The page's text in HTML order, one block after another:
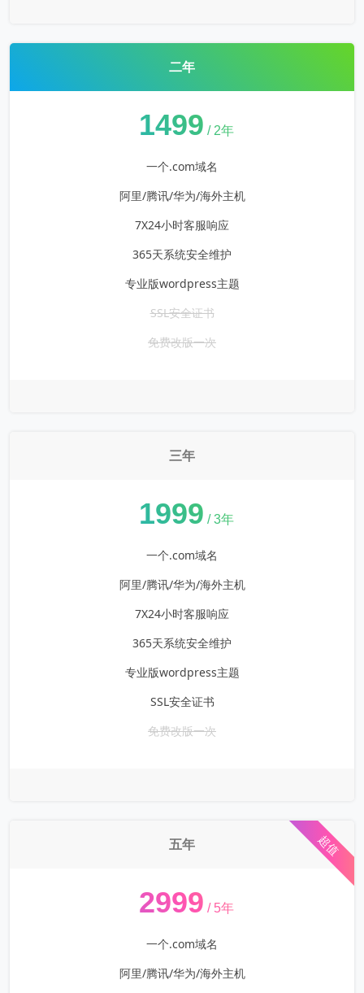
二年
1499 / 2年
一个.com域名
阿里/腾讯/华为/海外主机
7X24小时客服响应
365天系统安全维护
专业版wordpress主题
SSL安全证书
免费改版一次
三年
1999 / 3年
一个.com域名
阿里/腾讯/华为/海外主机
7X24小时客服响应
365天系统安全维护
专业版wordpress主题
SSL安全证书
免费改版一次
超值
五年
2999 / 5年
一个.com域名
阿里/腾讯/华为/海外主机